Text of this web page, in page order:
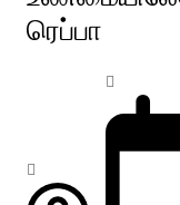
ரெப்பா